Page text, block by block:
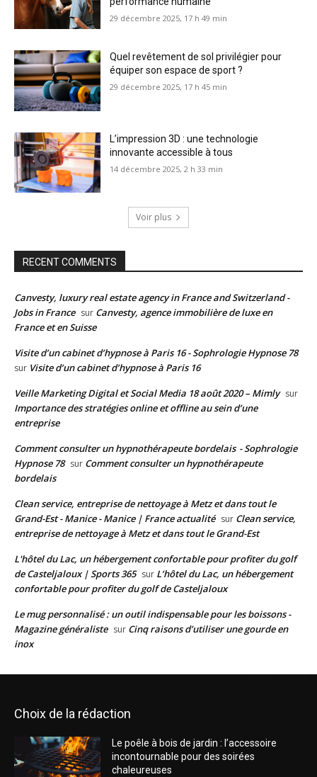
29 décembre 2025, 17 h 49 min
Quel revêtement de sol privilégier pour
équiper son espace de sport ?
29 décembre 2025, 17 h 45 min
L’impression 3D : une technologie
innovante accessible à tous
14 décembre 2025, 2 h 33 min
Voir plus
RECENT COMMENTS
Canvesty, luxury real estate agency in France and Switzerland -
Jobs in France sur Canvesty, agence immobilière de luxe en
France et en Suisse
Visite d’un cabinet d’hypnose à Paris 16 - Sophrologie Hypnose 78
sur Visite d’un cabinet d’hypnose à Paris 16
Veille Marketing Digital et Social Media 18 août 2020 – Mimly sur
Importance des stratégies online et offline au sein d’une
entreprise
Comment consulter un hypnothérapeute bordelais - Sophrologie
Hypnose 78 sur Comment consulter un hypnothérapeute
bordelais
Clean service, entreprise de nettoyage à Metz et dans tout le
Grand-Est - Manice - Manice | France actualité sur Clean service,
entreprise de nettoyage à Metz et dans tout le Grand-Est
L'hôtel du Lac, un hébergement confortable pour profiter du golf
de Casteljaloux | Sports 365 sur L’hôtel du Lac, un hébergement
confortable pour profiter du golf de Casteljaloux
Le mug personnalisé : un outil indispensable pour les boissons -
Magazine généraliste sur Cinq raisons d’utiliser une gourde en
inox
Choix de la rédaction
Le poêle à bois de jardin : l’accessoire
incontournable pour des soirées
chaleureuses